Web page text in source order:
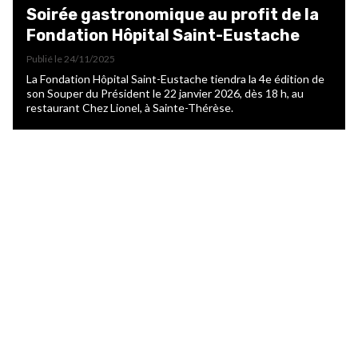
Soirée gastronomique au profit de la
Fondation Hôpital Saint-Eustache
Publié le 24/11/2025
La Fondation Hôpital Saint-Eustache tiendra la 4e édition de
son Souper du Président le 22 janvier 2026, dès 18 h, au
restaurant Chez Lionel, à Sainte-Thérèse.